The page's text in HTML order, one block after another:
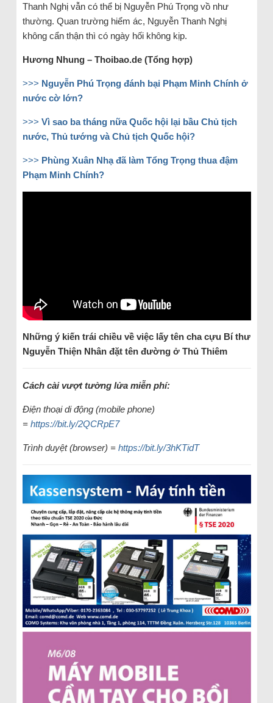
Thanh Nghị vẫn có thể bị Nguyễn Phú Trọng vồ như
thường. Quan trường hiểm ác, Nguyễn Thanh Nghị
không cẩn thận thì có ngày hối không kịp.
Hương Nhung – Thoibao.de (Tổng hợp)
>>> Nguyễn Phú Trọng đánh bại Phạm Minh Chính ở
nước cờ lớn?
>>> Vì sao ba tháng nữa Quốc hội lại bầu Chủ tịch
nước, Thủ tướng và Chủ tịch Quốc hội?
>>> Phùng Xuân Nhạ đã làm Tổng Trọng thua đậm
Phạm Minh Chính?
Những ý kiến trái chiều về việc lấy tên cha cựu Bí thư
Nguyễn Thiện Nhân đặt tên đường ở Thủ Thiêm
Cách cài vượt tường lửa miễn phí:
Điện thoại di động (mobile phone)
= https://bit.ly/2QCRpE7
Trình duyệt (browser) = https://bit.ly/3hKTidT